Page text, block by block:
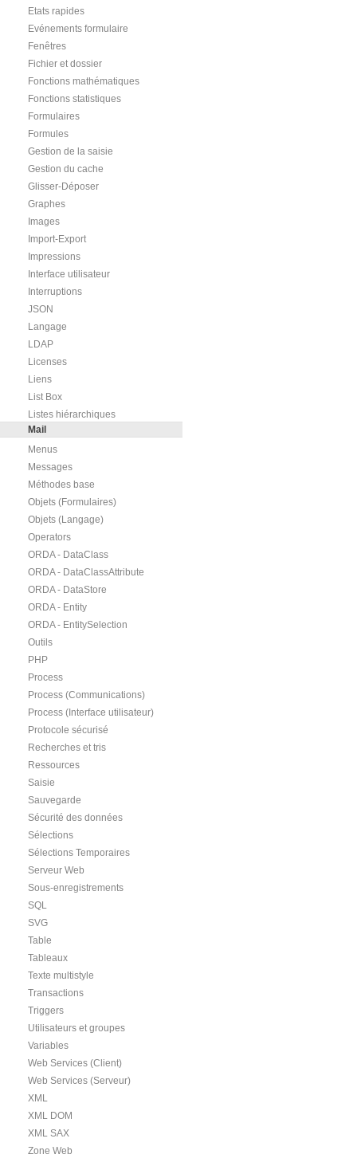
Etats rapides
Evénements formulaire
Fenêtres
Fichier et dossier
Fonctions mathématiques
Fonctions statistiques
Formulaires
Formules
Gestion de la saisie
Gestion du cache
Glisser-Déposer
Graphes
Images
Import-Export
Impressions
Interface utilisateur
Interruptions
JSON
Langage
LDAP
Licenses
Liens
List Box
Listes hiérarchiques
Mail
Menus
Messages
Méthodes base
Objets (Formulaires)
Objets (Langage)
Operators
ORDA - DataClass
ORDA - DataClassAttribute
ORDA - DataStore
ORDA - Entity
ORDA - EntitySelection
Outils
PHP
Process
Process (Communications)
Process (Interface utilisateur)
Protocole sécurisé
Recherches et tris
Ressources
Saisie
Sauvegarde
Sécurité des données
Sélections
Sélections Temporaires
Serveur Web
Sous-enregistrements
SQL
SVG
Table
Tableaux
Texte multistyle
Transactions
Triggers
Utilisateurs et groupes
Variables
Web Services (Client)
Web Services (Serveur)
XML
XML DOM
XML SAX
Zone Web